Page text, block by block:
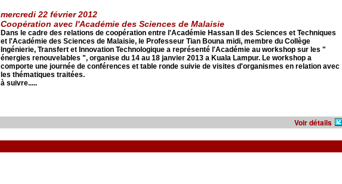
mercredi 22 février 2012
Coopération avec l'Académie des Sciences de Malaisie
Dans le cadre des relations de coopération entre l'Académie Hassan II des Sciences et Techniques
et l'Académie des Sciences de Malaisie, le Professeur Tian Bouna midi, membre du Collège
Ingénierie, Transfert et Innovation Technologique a représenté l'Académie au workshop sur les "
énergies renouvelables ", organise du 14 au 18 janvier 2013 a Kuala Lampur. Le workshop a
comporte une journée de conférences et table ronde suivie de visites d'organismes en relation avec
les thématiques traitées.
à suivre.....
Voir détails